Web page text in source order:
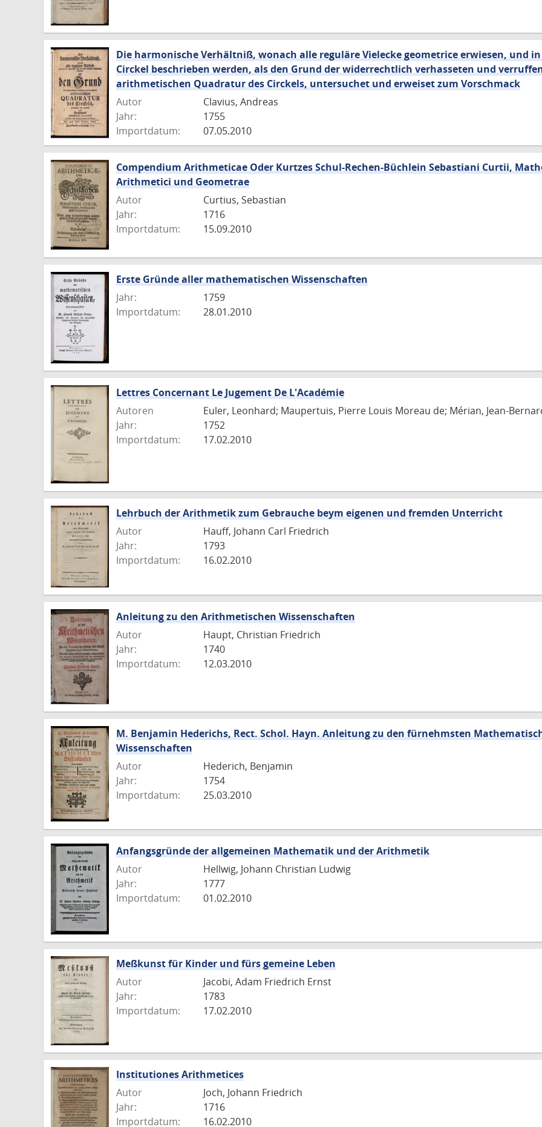
Die harmonische Verhältniß, wonach alle reguläre Vielecke geometrice erwiesen, und
Circkel beschrieben werden, als den Grund der widerrechtlich verhasseten und
arithmetischen Quadratur des Circkels, untersuchet und erweiset zum Vorschmack
Autor
Clavius, Andreas
Jahr:
1755
Importdatum:
07.05.2010
Compendium Arithmeticae Oder Kurtzes Schul-Rechen-Büchlein Sebastiani Curtii,
Arithmetici und Geometrae
Autor
Curtius, Sebastian
Jahr:
1716
Importdatum:
15.09.2010
Erste Gründe aller mathematischen Wissenschaften
Jahr:
1759
Importdatum:
28.01.2010
Lettres Concernant Le Jugement De L'Académie
Autoren
Euler, Leonhard; Maupertuis, Pierre Louis Moreau de; Mérian, Jean-
Jahr:
1752
Importdatum:
17.02.2010
Lehrbuch der Arithmetik zum Gebrauche beym eigenen und fremden Unterricht
Autor
Hauff, Johann Carl Friedrich
Jahr:
1793
Importdatum:
16.02.2010
Anleitung zu den Arithmetischen Wissenschaften
Autor
Haupt, Christian Friedrich
Jahr:
1740
Importdatum:
12.03.2010
M. Benjamin Hederichs, Rect. Schol. Hayn. Anleitung zu den fürnehmsten
Wissenschaften
Autor
Hederich, Benjamin
Jahr:
1754
Importdatum:
25.03.2010
Anfangsgründe der allgemeinen Mathematik und der Arithmetik
Autor
Hellwig, Johann Christian Ludwig
Jahr:
1777
Importdatum:
01.02.2010
Meßkunst für Kinder und fürs gemeine Leben
Autor
Jacobi, Adam Friedrich Ernst
Jahr:
1783
Importdatum:
17.02.2010
Institutiones Arithmetices
Autor
Joch, Johann Friedrich
Jahr:
1716
Importdatum:
16.02.2010